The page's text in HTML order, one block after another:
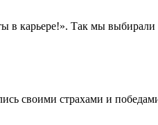
в карьере!». Так мы выбирали
своими страхами и